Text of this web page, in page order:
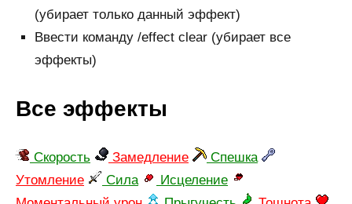
(убирает только данный эффект)
Ввести команду /effect clear (убирает все
эффекты)
Все эффекты
Скорость Замедление
Спешка
Утомление
Сила
Исцеление